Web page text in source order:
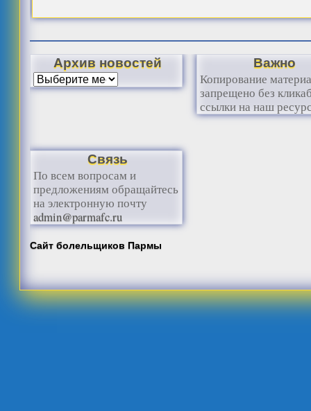
Архив новостей Важно
Копирование
запрещено без
ссылки на наш
Связь
По всем вопросам и
предложениям обращайтесь
на электронную почту
admin@parmafc.ru
Сайт болельщиков Пармы